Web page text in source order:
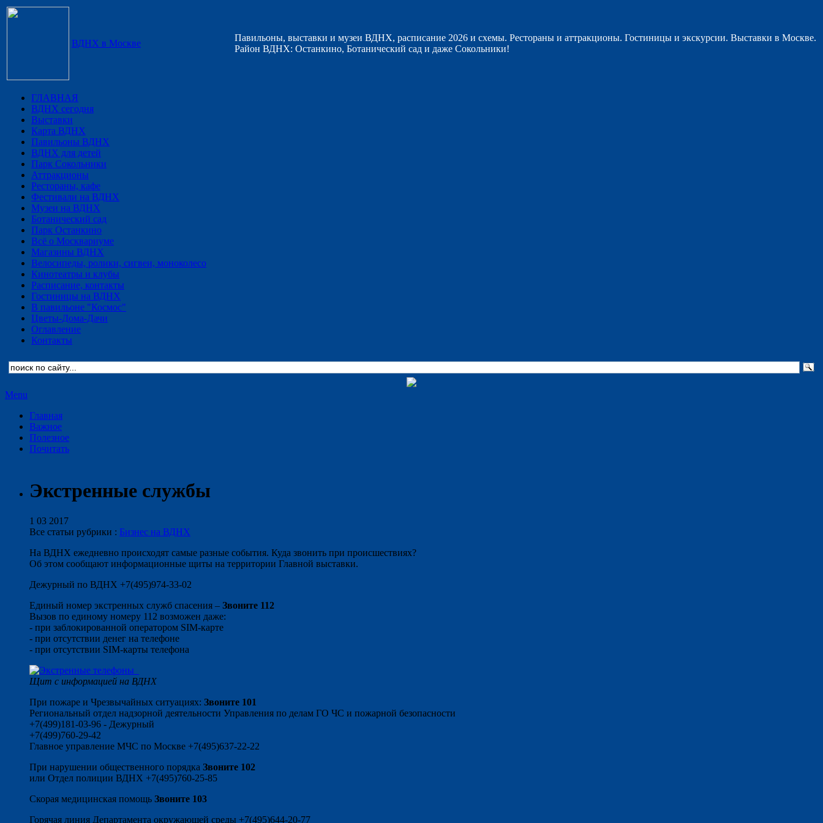
ВДНХ в Москве
Павильоны, выставки и музеи ВДНХ, расписание 2026 и схемы. Рестораны и аттракционы. Гостиницы и экскурсии. Выставки в Москве.
Район ВДНХ: Останкино, Ботанический сад и даже Сокольники!
ГЛАВНАЯ
ВДНХ сегодня
Выставки
Карта ВДНХ
Павильоны ВДНХ
ВДНХ для детей
Парк Сокольники
Аттракционы
Рестораны, кафе
Фестивали на ВДНХ
Музеи на ВДНХ
Ботанический сад
Парк Останкино
Всё о Москвариуме
Магазины ВДНХ
Велосипеды, ролики, сигвеи, моноколесо
Кинотеатры и клубы
Расписание, контакты
Гостиницы на ВДНХ
В павильоне "Космос"
Цветы-Дома-Дачи
Оглавление
Контакты
Menu
Главная
Важное
Полезное
Почитать
Экстренные службы
1 03 2017
Все статьи рубрики : Бизнес на ВДНХ
На ВДНХ ежедневно происходят самые разные события. Куда звонить при происшествиях?
Об этом сообщают информационные щиты на территории Главной выставки.
Дежурный по ВДНХ +7(495)974-33-02
Единый номер экстренных служб спасения – Звоните 112
Вызов по единому номеру 112 возможен даже:
- при заблокированной оператором SIM-карте
- при отсутствии денег на телефоне
- при отсутствии SIM-карты телефона
Щит с информацией на ВДНХ
При пожаре и Чрезвычайных ситуациях: Звоните 101
Региональный отдел надзорной деятельности Управления по делам ГО ЧС и пожарной безопасности
+7(499)181-03-96 - Дежурный
+7(499)760-29-42
Главное управление МЧС по Москве +7(495)637-22-22
При нарушении общественного порядка Звоните 102
или Отдел полиции ВДНХ +7(495)760-25-85
Скорая медицинская помощь Звоните 103
Горячая линия Департамента окружающей среды +7(495)644-20-77